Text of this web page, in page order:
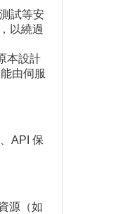
試等安
以繞過
本設計
由伺服
API 保
源（如